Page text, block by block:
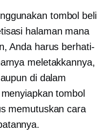
tombol beli
halaman mana
Anda harus berhati-
meletakkannya,
di dalam
tombol
memutuskan cara